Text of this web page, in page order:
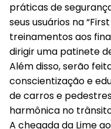
práticas de
seus usuários na
treinamentos aos
dirigir uma patinete
Além disso, serão
conscientização e
de carros e
harmônica no
A chegada da Lime